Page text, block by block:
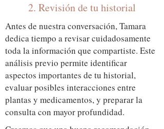
2. Revisión de tu historial
Antes de nuestra conversación, Tamara
dedica tiempo a revisar cuidadosamente
toda la información que compartiste. Este
análisis previo permite identificar
aspectos importantes de tu historial,
evaluar posibles interacciones entre
plantas y medicamentos, y preparar la
consulta con mayor profundidad.